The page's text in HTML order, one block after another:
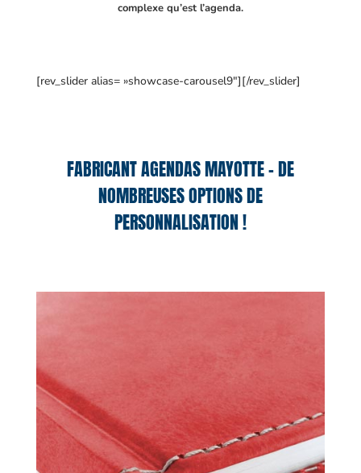
complexe qu’est l’agenda.
[rev_slider alias= »showcase-carousel9″][/rev_slider]
FABRICANT AGENDAS MAYOTTE – DE
NOMBREUSES OPTIONS DE
PERSONNALISATION !